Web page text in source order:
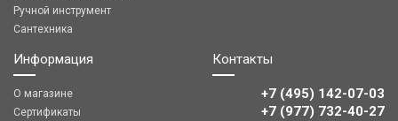
Ручной инструмент
Сантехника
Информация
О магазине
Сертификаты
Контакты
+7 (495) 142-07-03
‎‎+7 (977) 732-40-27